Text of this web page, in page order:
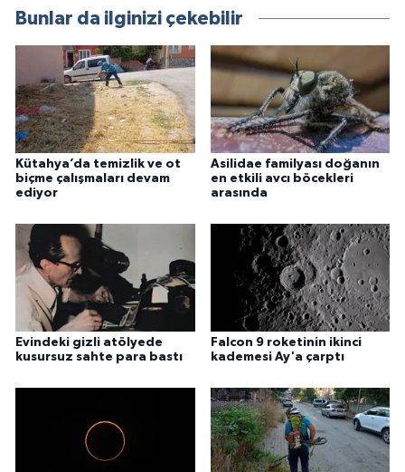
Bunlar da ilginizi çekebilir
Kütahya’da temizlik ve ot
biçme çalışmaları devam
ediyor
Asilidae familyası doğanın
en etkili avcı böcekleri
arasında
Evindeki gizli atölyede
kusursuz sahte para bastı
Falcon 9 roketinin ikinci
kademesi Ay'a çarptı